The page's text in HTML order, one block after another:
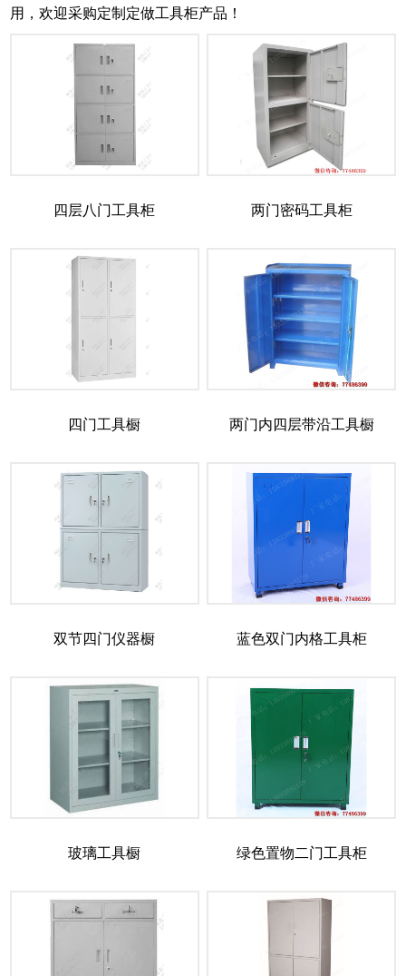
用，欢迎采购定制定做工具柜产品！
四层八门工具柜 两门密码工具柜
四门工具橱 两门内四层带沿工具橱
双节四门仪器橱 蓝色双门内格工具柜
玻璃工具橱 绿色置物二门工具柜